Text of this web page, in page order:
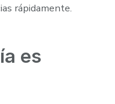
rápidamente.
es